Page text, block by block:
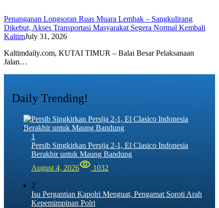
Penanganan Longsoran Ruas Muara Lembak – Sangkulirang
Dikebut, Akses Transportasi Masyarakat Segera Normal Kembali
KaltimJuly 31, 2026
Kaltimdaily.com, KUTAI TIMUR – Balai Besar Pelaksanaan
Jalan…
Daily Trending!
1
Persib Singkirkan Persija 2-1, El Clasico Indonesia
Berakhir untuk Maung Bandung
August 4, 2026
1032
2
Isu Pergantian Kapolri Menguat, Pengamat Soroti Arah
Kepemimpinan Polri